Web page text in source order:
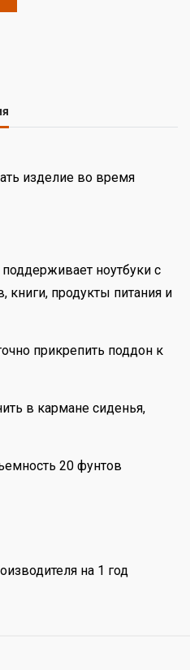
изделие во время
ноутбуки с
продукты питания и
прикрепить поддон к
в кармане сиденья,
20 фунтов
на 1 год